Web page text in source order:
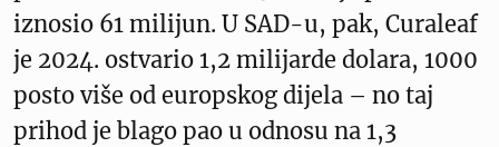
iznosio 61 milijun. U SAD-u, pak, Curaleaf
je 2024. ostvario 1,2 milijarde dolara, 1000
posto više od europskog dijela – no taj
prihod je blago pao u odnosu na 1,3